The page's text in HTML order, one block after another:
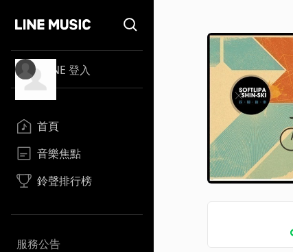
LINE 登入
首頁
音樂焦點
鈴聲排行榜
服務公告